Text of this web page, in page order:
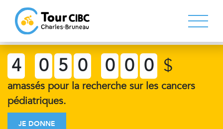
4 0 5 0 0 0 0 $
amassés pour la recherche sur les cancers
pédiatriques.
JE DONNE